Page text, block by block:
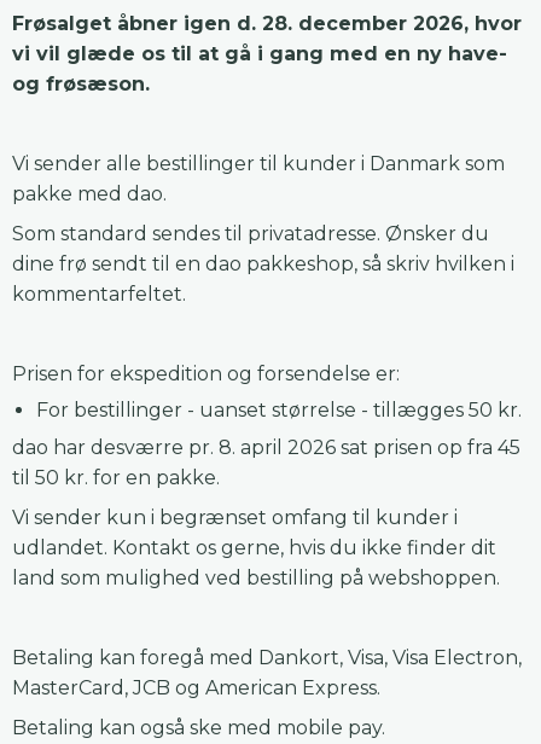
Frøsalget åbner igen d. 28. december 2026, hvor
vi vil glæde os til at gå i gang med en ny have-
og frøsæson.
Vi sender alle bestillinger til kunder i Danmark som
pakke med dao.
Som standard sendes til privatadresse. Ønsker du
dine frø sendt til en dao pakkeshop, så skriv hvilken i
kommentarfeltet.
Prisen for ekspedition og forsendelse er:
For bestillinger - uanset størrelse - tillægges 50 kr.
dao har desværre pr. 8. april 2026 sat prisen op fra 45
til 50 kr. for en pakke.
Vi sender kun i begrænset omfang til kunder i
udlandet. Kontakt os gerne, hvis du ikke finder dit
land som mulighed ved bestilling på webshoppen.
Betaling kan foregå med Dankort, Visa, Visa Electron,
MasterCard, JCB og American Express.
Betaling kan også ske med mobile pay.